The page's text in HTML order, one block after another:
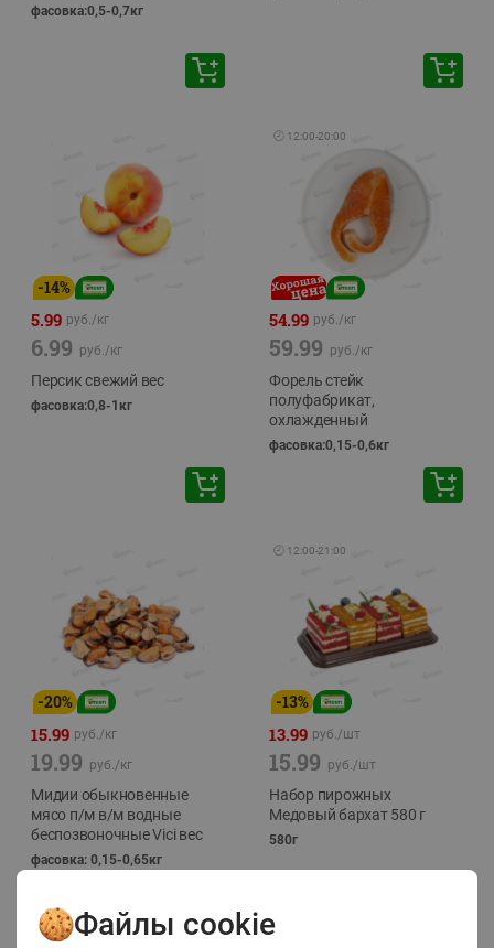
фасовка:0,5-0,7кг
-14%
5.99 руб./кг
6.99 руб./кг
Персик свежий вес
фасовка:0,8-1кг
🕘 12:00-20:00
54.99 руб./кг
59.99 руб./кг
Форель стейк
полуфабрикат,
охлажденный
фасовка:0,15-0,6кг
-20%
15.99 руб./кг
19.99 руб./кг
Мидии обыкновенные
мясо п/м в/м водные
беспозвоночные Vici вес
фасовка: 0,15-0,65кг
🕘 12:00-21:00
-13%
13.99 руб./шт
15.99 руб./шт
Набор пирожных
Медовый бархат 580 г
580г
Файлы cookie